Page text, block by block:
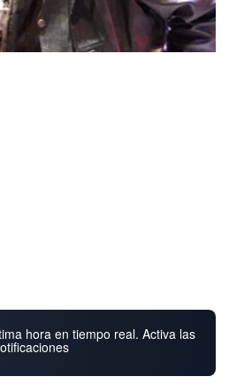
hora en tiempo real. Activa las